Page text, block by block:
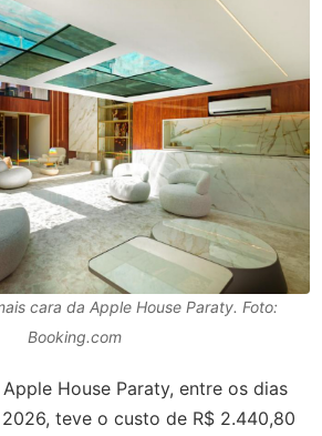
cara da Apple House Paraty. Foto:
Booking.com
House Paraty, entre os dias
teve o custo de R$ 2.440,80